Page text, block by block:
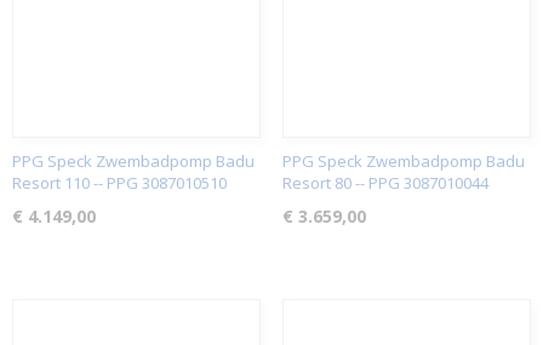
PPG Speck Zwembadpomp Badu
Resort 110 -- PPG 3087010510
€ 4.149,00
PPG Speck Zwembadpomp Badu
Resort 80 -- PPG 3087010044
€ 3.659,00